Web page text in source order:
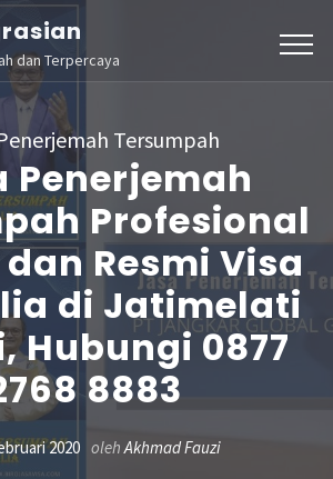
dan Terpercaya
Tersumpah
Penerjemah
Profesional
Resmi Visa
di Jatimelati
Hubungi 0877
8883
2020 olehAkhmad Fauzi